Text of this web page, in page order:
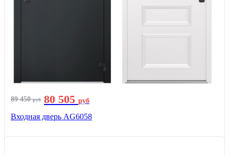
89 450руб 80 505 руб
Входная дверь AG6058